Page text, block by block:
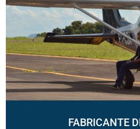
FABRICANTE